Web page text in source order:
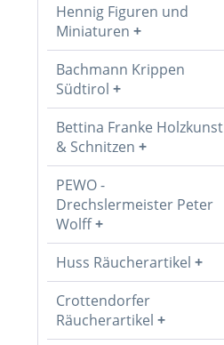
Hennig Figuren und
Miniaturen
Bachmann Krippen
Südtirol
Bettina Franke Holzkunst
& Schnitzen
PEWO -
Drechslermeister Peter
Wolff
Huss Räucherartikel
Crottendorfer
Räucherartikel